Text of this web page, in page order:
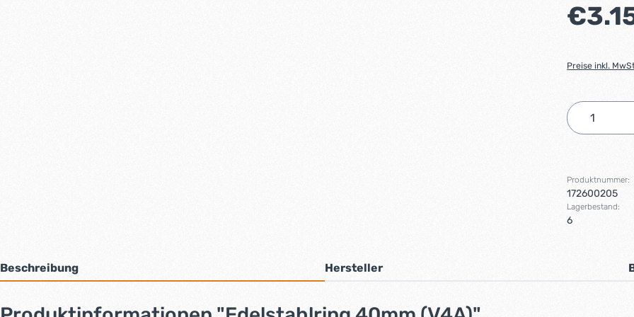
Regulärer
Preise inkl.
Produkt
Produktnummer:
172600205
Lagerbestand:
6
Beschreibung Hersteller